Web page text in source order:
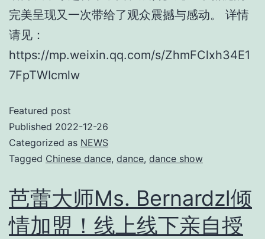
完美呈现又一次带给了观众震撼与感动。 详情
请见：
https://mp.weixin.qq.com/s/ZhmFClxh34E1
7FpTWIcmlw
Featured post
Published 2022-12-26
Categorized as NEWS
Tagged Chinese dance, dance, dance show
芭蕾大师Ms. Bernardzl倾
情加盟！线上线下亲自授